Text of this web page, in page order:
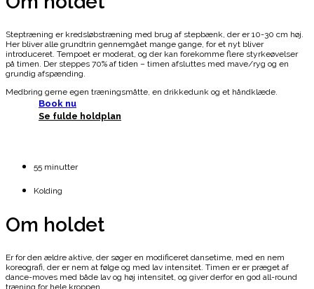
Steptræning er kredsløbstræning med brug af stepbænk, der er 10-30 cm høj.
Her bliver alle grundtrin gennemgået mange gange, for et nyt bliver
introduceret. Tempoet er moderat, og der kan forekomme flere styrkeøvelser
på timen. Der steppes 70% af tiden – timen afsluttes med mave/ryg og en
grundig afspænding.
Medbring gerne egen træningsmåtte, en drikkedunk og et håndklæde.
Book nu
Se fulde holdplan
55 minutter
Kolding
Om holdet
Er for den ældre aktive, der søger en modificeret dansetime, med en nem
koreografi, der er nem at følge og med lav intensitet. Timen er er præget af
dance-moves med både lav og høj intensitet, og giver derfor en god all-round
træning for hele kroppen.